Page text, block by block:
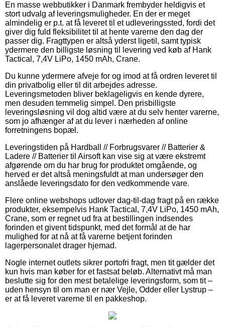
En masse webbutikker i Danmark frembyder heldigvis et
stort udvalg af leveringsmuligheder. En der er meget
almindelig er p.t. at få leveret til et udleveringssted, fordi det
giver dig fuld fleksibilitet til at hente varerne den dag der
passer dig. Fragttypen er altså yderst ligetil, samt typisk
ydermere den billigste løsning til levering ved køb af Hank
Tactical, 7,4V LiPo, 1450 mAh, Crane.
Du kunne ydermere afveje for og imod at få ordren leveret til
din privatbolig eller til dit arbejdes adresse.
Leveringsmetoden bliver beklageligvis en kende dyrere,
men desuden temmelig simpel. Den prisbilligste
leveringsløsning vil dog altid være at du selv henter varerne,
som jo afhænger af at du lever i nærheden af online
forretningens bopæl.
Leveringstiden på Hardball // Forbrugsvarer // Batterier &
Ladere // Batterier til Airsoft kan vise sig at være ekstremt
afgørende om du har brug for produktet omgående, og
herved er det altså meningsfuldt at man undersøger den
anslåede leveringsdato for den vedkommende vare.
Flere online webshops udlover dag-til-dag fragt på en række
produkter, eksempelvis Hank Tactical, 7,4V LiPo, 1450 mAh,
Crane, som er regnet ud fra at bestillingen indsendes
forinden et givent tidspunkt, med det formål at de har
mulighed for at nå at få varerne betjent forinden
lagerpersonalet drager hjemad.
Nogle internet outlets sikrer portofri fragt, men tit gælder det
kun hvis man køber for et fastsat beløb. Alternativt må man
beslutte sig for den mest betalelige leveringsform, som tit –
uden hensyn til om man er nær Vejle, Odder eller Lystrup –
er at få leveret varerne til en pakkeshop.